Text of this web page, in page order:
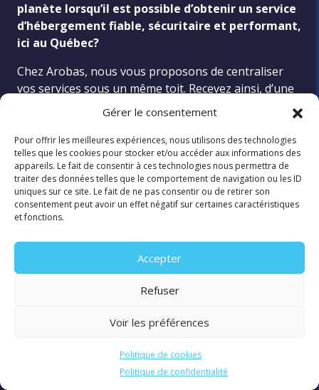
Gérer le consentement
Pour offrir les meilleures expériences, nous utilisons des technologies
telles que les cookies pour stocker et/ou accéder aux informations des
appareils. Le fait de consentir à ces technologies nous permettra de
traiter des données telles que le comportement de navigation ou les ID
uniques sur ce site. Le fait de ne pas consentir ou de retirer son
consentement peut avoir un effet négatif sur certaines caractéristiques
et fonctions.
Accepter
Refuser
Voir les préférences
Politique de cookies
Politique de confidentialité
planète lorsqu’il est possible d’obtenir un service
d’hébergement fiable, sécuritaire et performant,
ici au Québec?
Chez Arobas, nous vous proposons de centraliser
vos services sous un même toit. Recevez ainsi, d’une
seule entreprise (nous!), une facture claire et
d’hébergement, de nom de domaine et de certificat
de sécurité. Nos services d’hébergement de qualité
vous offrent une protection accrue contre les
cyberattaques et votre hébergement local favorise
votre positionnement sur les moteurs de recherche.
En prime, obtenez le soutien d’une équipe dévouée
lorsque vous avez besoin de parler à des humains
qui s’y connaissent. Dans l’industrie du Web, c’est une
denrée rare!